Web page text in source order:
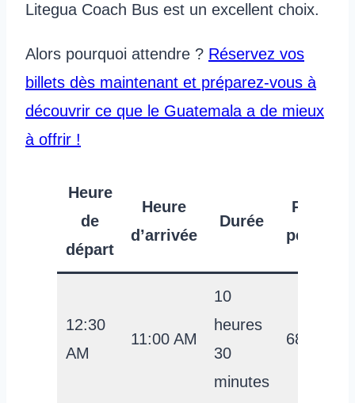
Litegua Coach Bus est un excellent choix.
Alors pourquoi attendre ? Réservez vos
billets dès maintenant et préparez-vous à
découvrir ce que le Guatemala a de mieux
à offrir !
Heure
de
départ
Heure
d’arrivée
Durée
Prix par
12:30
AM
11:00 AM
10
heures
30
minutes
68 USD